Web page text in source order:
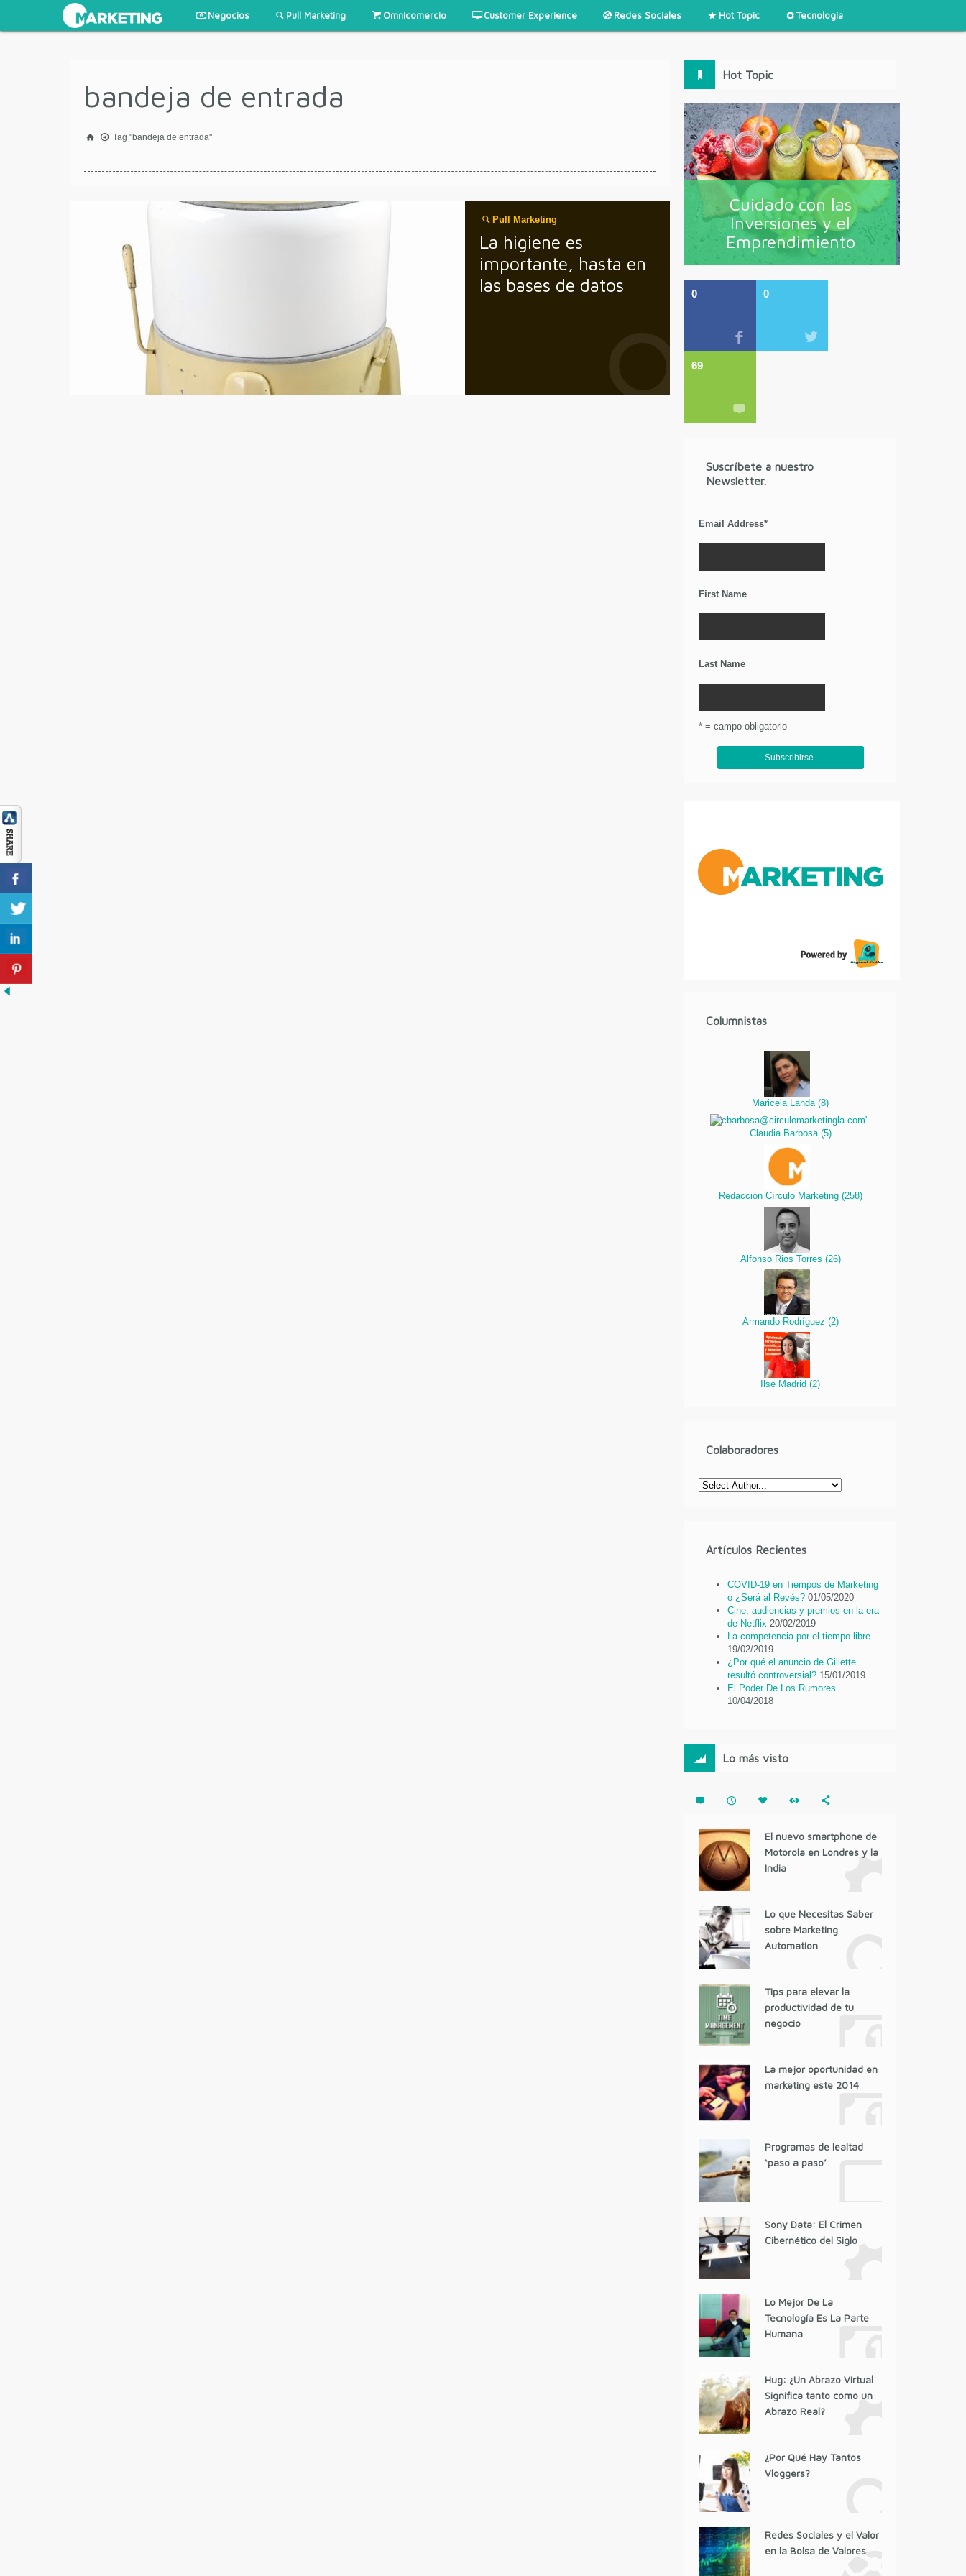
Negocios Pull Marketing Omnicomercio Customer Experience Redes Sociales Hot Topic Tecnología
bandeja de entrada
Tag "bandeja de entrada"
Pull Marketing
La higiene es
importante, hasta en
las bases de datos
Hot Topic
Cuidado con las
Inversiones y el
Emprendimiento
0 0
69
Suscríbete a nuestro
Newsletter.
Email Address*
First Name
Last Name
* = campo obligatorio
Columnistas
Maricela Landa(8)
Claudia Barbosa (5)
Redacción Círculo Marketing (258)
Alfonso Rios Torres (26)
Armando Rodríguez (2)
Ilse Madrid(2)
Colaboradores
Artículos Recientes
COVID-19 en Tiempos de Marketing
o ¿Será al Revés? 01/05/2020
Cine, audiencias y premios en la era
de Netflix 20/02/2019
La competencia por el tiempo libre
19/02/2019
¿Por qué el anuncio de Gillette
resultó controversial? 15/01/2019
El Poder De Los Rumores
10/04/2018
Lo más visto
El nuevo smartphone de
Motorola en Londres y la
India
Lo que Necesitas Saber
sobre Marketing
Automation
Tips para elevar la
productividad de tu
negocio
La mejor oportunidad en
marketing este 2014
Programas de lealtad
‘paso a paso’
Sony Data: El Crimen
Cibernético del Siglo
Lo Mejor De La
Tecnología Es La Parte
Humana
Hug: ¿Un Abrazo Virtual
Significa tanto como un
Abrazo Real?
¿Por Qué Hay Tantos
Vloggers?
Redes Sociales y el Valor
en la Bolsa de Valores